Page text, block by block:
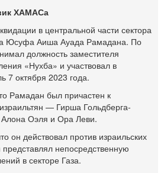
ХАМАСа
в центральной части сектора
Юсуфа Аиша Ауада Рамадана. По
должность заместителя
«Нухба» и участвовал в
7 октября 2023 года.
Рамадан был причастен к
— Гирша Гольдберга-
Оэля и Ора Леви.
он действовал против израильских
непосредственную
в секторе Газа.